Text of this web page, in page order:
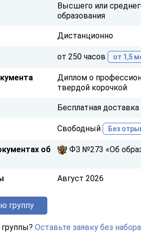
Высшего или
образования
Дистанционно
от 250 часов от 1,5
Диплом о
твердой корочкой
Бесплатная
Свободный Без
об
ФЗ №273 «Об
Август 2026
группу
Оставьте заявку без